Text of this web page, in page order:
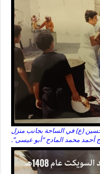
(ع) في الساحة بجانب منزل
أحمد محمد المادح “أبو عيسى”.